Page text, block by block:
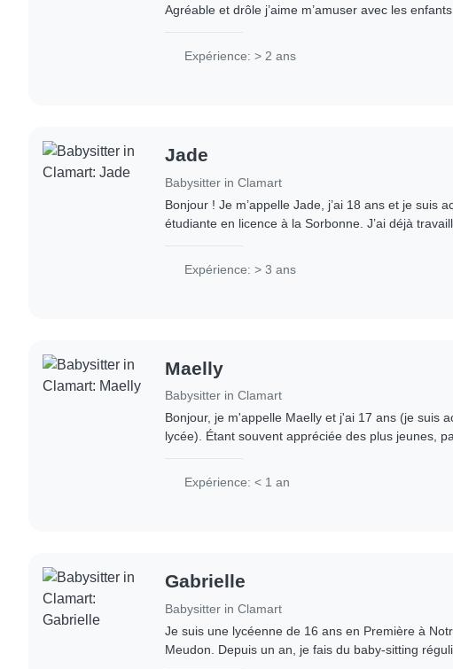
Agréable et drôle j’aime m’amuser avec les
Expérience: > 2 ans
Jade
Babysitter in Clamart
Bonjour ! Je m’appelle Jade, j’ai 18 ans et je suis
étudiante en licence à la Sorbonne. J’ai déjà
Expérience: > 3 ans
Maelly
Babysitter in Clamart
Bonjour, je m'appelle Maelly et j'ai 17 ans (je suis
lycée). Étant souvent appréciée des plus jeunes,
Expérience: < 1 an
Gabrielle
Babysitter in Clamart
Je suis une lycéenne de 16 ans en Première à
Meudon. Depuis un an, je fais du baby-sitting